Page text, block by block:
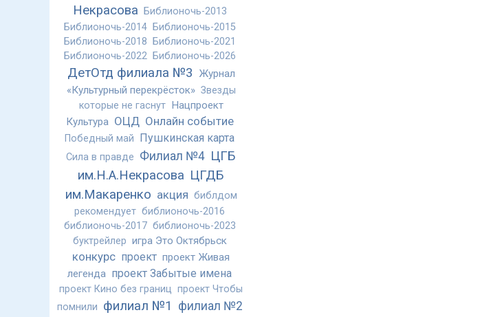
Некрасова
Библионочь-2013
Библионочь-2014
Библионочь-2015
Библионочь-2018
Библионочь-2021
Библионочь-2022
Библионочь-2026
ДетОтд филиала №3
Журнал
«Культурный перекрёсток» Звезды
которые не гаснут Нацпроект
Культура ОЦД Онлайн событие
Победный май Пушкинская карта
Сила в правде Филиал №4 ЦГБ
им.Н.А.Некрасова ЦГДБ
им.Макаренко акция библдом
рекомендует библионочь-2016
библионочь-2017 библионочь-2023
буктрейлер игра Это Октябрьск
конкурс проект проект Живая
легенда проект Забытые имена
проект Кино без границ проект Чтобы
помнили филиал №1 филиал №2